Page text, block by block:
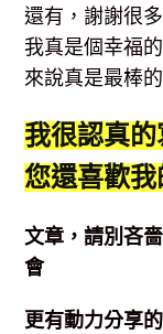
還有，謝謝很
我真是個幸福
來說真是最棒
我很認真
您還喜歡我
文章，請別吝
會
更有動力分享